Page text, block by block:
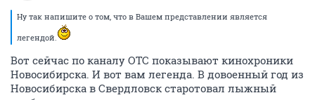
Ну так напишите о том, что в Вашем представлении является
легендой.
Вот сейчас по каналу ОТС показывают кинохроники
Новосибирска. И вот вам легенда. В довоенный год из
Новосибирска в Свердловск старотовал лыжный